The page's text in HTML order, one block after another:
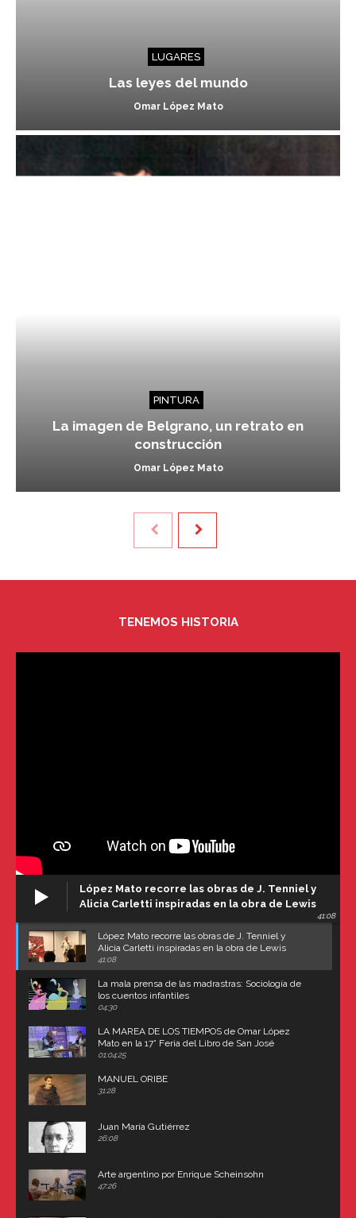
LUGARES
Las leyes del mundo
Omar López Mato
PINTURA
La imagen de Belgrano, un retrato en
construcción
Omar López Mato
TENEMOS HISTORIA
López Mato recorre las obras de J. Tenniel y
Alicia Carletti inspiradas en la obra de Lewis
41:08
López Mato recorre las obras de J. Tenniel y
Alicia Carletti inspiradas en la obra de Lewis
Carroll
41:08
La mala prensa de las madrastras: Sociología de
los cuentos infantiles
04:30
LA MAREA DE LOS TIEMPOS de Omar López
Mato en la 17° Feria del Libro de San José
(Uruguay)
01:04:25
MANUEL ORIBE
31:28
Juan María Gutiérrez
26:08
Arte argentino por Enrique Scheinsohn
47:26